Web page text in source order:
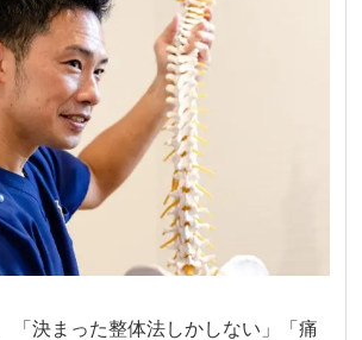
「決まった整体法しかしない」「痛